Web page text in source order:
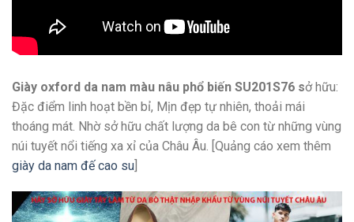
Giày oxford da nam màu nâu phổ biến SU201S76 sở hữu:
Đặc điểm linh hoạt bền bỉ, Mịn đẹp tự nhiên, thoải mái
thoáng mát. Nhờ sở hữu chất lượng da bê con từ những vùng
núi tuyết nổi tiếng xa xỉ của Châu Âu. [Quảng cáo xem thêm
giày da nam đế cao su